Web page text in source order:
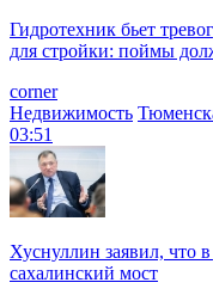
Гидротехник бьет
для стройки: поймы
corner
Недвижимость
03:51
Хуснуллин заявил, что
сахалинский мост